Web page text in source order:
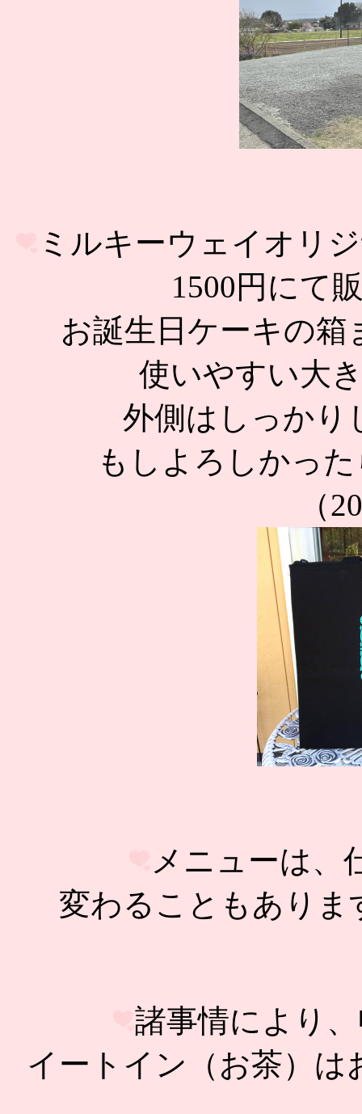
ミルキーウェイオリ
1500円にて
お誕生日ケーキの
使いやすい大
外側はしっかり
もしよろしかっ
（
メニューは、
変わることもありま
諸事情により
イートイン（お茶）